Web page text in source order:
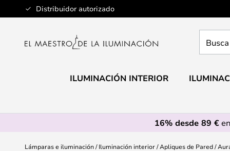
Distribuidor autorizado
Ir
al
aquí
ILUMINACIÓN INTERIOR
16% desde 89 €
Lámparas e iluminación Iluminación interior Apliques de Pared